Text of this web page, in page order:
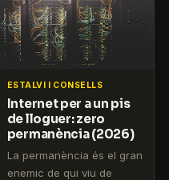
els costos ocults (router,
alta, permanència) i com
pagar menys cada mes.
ESTALVI I CONSELLS
Internet per a un pis
de lloguer: zero
permanència (2026)
La permanència és el gran
enemic de qui viu de